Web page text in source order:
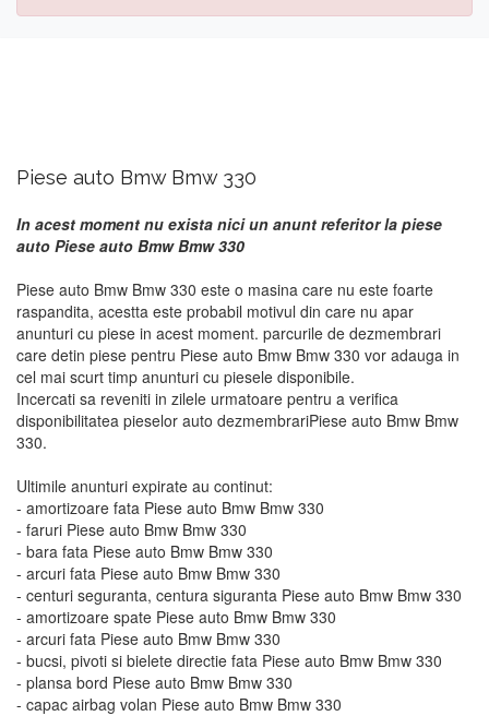
Piese auto Bmw Bmw 330
In acest moment nu exista nici un anunt referitor la piese
auto Piese auto Bmw Bmw 330
Piese auto Bmw Bmw 330 este o masina care nu este foarte
raspandita, acestta este probabil motivul din care nu apar
anunturi cu piese in acest moment. parcurile de dezmembrari
care detin piese pentru Piese auto Bmw Bmw 330 vor adauga in
cel mai scurt timp anunturi cu piesele disponibile.
Incercati sa reveniti in zilele urmatoare pentru a verifica
disponibilitatea pieselor auto dezmembrariPiese auto Bmw Bmw
330.
Ultimile anunturi expirate au continut:
- amortizoare fata Piese auto Bmw Bmw 330
- faruri Piese auto Bmw Bmw 330
- bara fata Piese auto Bmw Bmw 330
- arcuri fata Piese auto Bmw Bmw 330
- centuri seguranta, centura siguranta Piese auto Bmw Bmw 330
- amortizoare spate Piese auto Bmw Bmw 330
- arcuri fata Piese auto Bmw Bmw 330
- bucsi, pivoti si bielete directie fata Piese auto Bmw Bmw 330
- plansa bord Piese auto Bmw Bmw 330
- capac airbag volan Piese auto Bmw Bmw 330